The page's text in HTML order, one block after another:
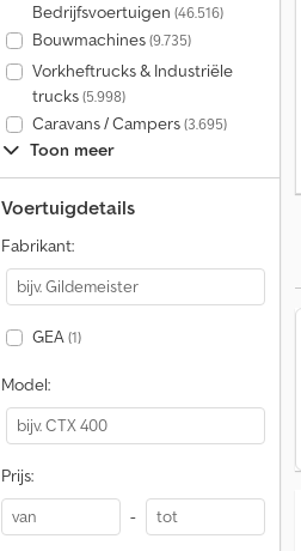
Bedrijfsvoertuigen (46.516)
Bouwmachines(9.735)
Vorkheftrucks & Industriële
trucks(5.998)
Caravans / Campers(3.695)
Toon meer
Voertuigdetails
Fabrikant:
GEA(1)
Model:
Prijs:
-